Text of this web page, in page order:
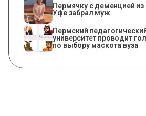
Пермячку с деменцией из
Уфе забрал муж
Пермский
университет проводит
по выбору маскота вуза